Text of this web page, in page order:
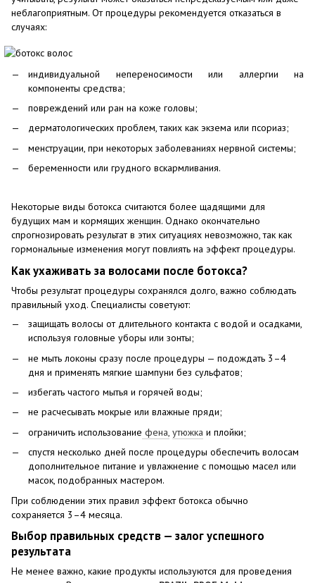
неблагоприятным. От процедуры рекомендуется отказаться в
случаях:
индивидуальной непереносимости или аллергии на
компоненты средства;
повреждений или ран на коже головы;
дерматологических проблем, таких как экзема или псориаз;
менструации, при некоторых заболеваниях нервной системы;
беременности или грудного вскармливания.
Некоторые виды ботокса считаются более щадящими для
будущих мам и кормящих женщин. Однако окончательно
спрогнозировать результат в этих ситуациях невозможно, так как
гормональные изменения могут повлиять на эффект процедуры.
Как ухаживать за волосами после ботокса?
Чтобы результат процедуры сохранялся долго, важно соблюдать
правильный уход. Специалисты советуют:
защищать волосы от длительного контакта с водой и осадками,
используя головные уборы или зонты;
не мыть локоны сразу после процедуры — подождать 3–4
дня и применять мягкие шампуни без сульфатов;
избегать частого мытья и горячей воды;
не расчесывать мокрые или влажные пряди;
ограничить использование фена, утюжка и плойки;
спустя несколько дней после процедуры обеспечить волосам
дополнительное питание и увлажнение с помощью масел или
масок, подобранных мастером.
При соблюдении этих правил эффект ботокса обычно
сохраняется 3–4 месяца.
Выбор правильных средств — залог успешного
результата
Не менее важно, какие продукты используются для проведения